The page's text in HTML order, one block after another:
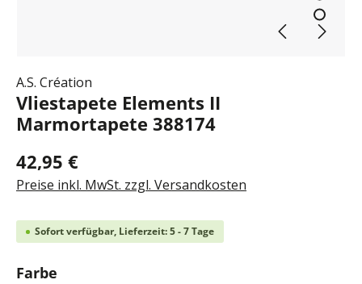
A.S. Création
Vliestapete Elements II
Marmortapete 388174
42,95 €
Preise inkl. MwSt. zzgl. Versandkosten
Sofort verfügbar, Lieferzeit: 5 - 7 Tage
Farbe